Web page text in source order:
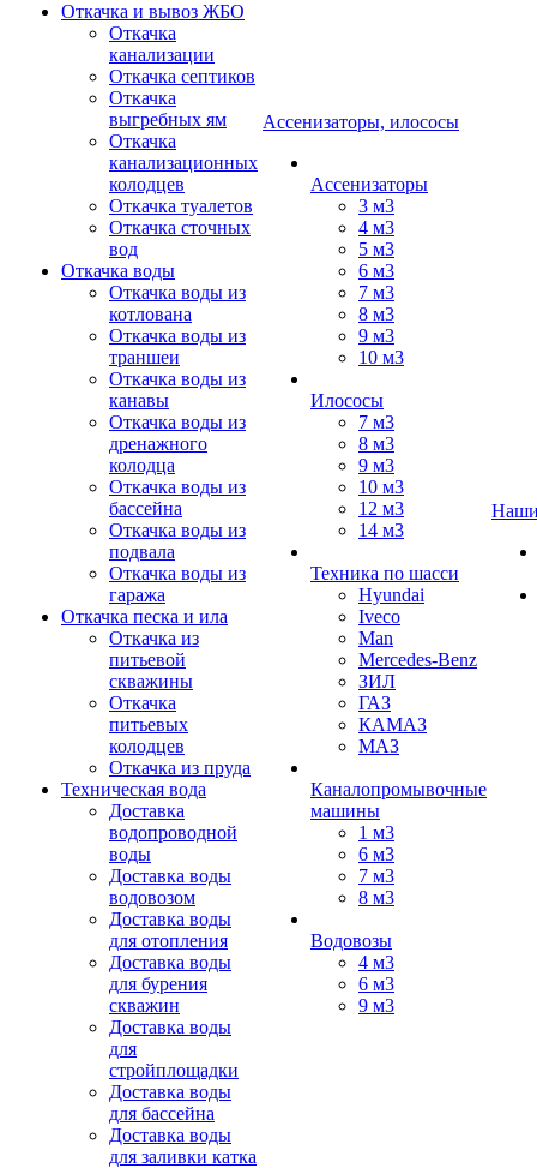
Откачка и вывоз ЖБО
Откачка
канализации
Откачка септиков
Откачка
выгребных ям
Откачка
канализационных
колодцев
Откачка туалетов
Откачка сточных
вод
Откачка воды
Откачка воды из
котлована
Откачка воды из
траншеи
Откачка воды из
канавы
Откачка воды из
дренажного
колодца
Откачка воды из
бассейна
Откачка воды из
подвала
Откачка воды из
гаража
Откачка песка и ила
Откачка из
питьевой
скважины
Откачка
питьевых
колодцев
Откачка из пруда
Техническая вода
Доставка
водопроводной
воды
Доставка воды
водовозом
Доставка воды
для отопления
Доставка воды
для бурения
скважин
Доставка воды
для
стройплощадки
Доставка воды
для бассейна
Доставка воды
для заливки катка
Ассенизаторы, илососы
Ассенизаторы
3 м3
4 м3
5 м3
6 м3
7 м3
8 м3
9 м3
10 м3
Илососы
7 м3
8 м3
9 м3
10 м3
12 м3
14 м3
Техника по шасси
Hyundai
Iveco
Man
Mercedes-Benz
ЗИЛ
ГАЗ
КАМАЗ
МАЗ
Каналопромывочные
машины
1 м3
6 м3
7 м3
8 м3
Водовозы
4 м3
6 м3
9 м3